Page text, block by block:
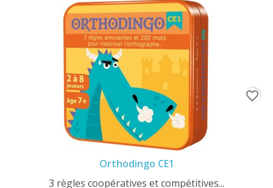
Orthodingo CE1
3 règles coopératives et compétitives...
favorite_border